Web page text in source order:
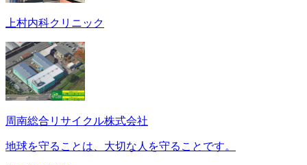
上村内科クリニック
周南総合リサイクル株式会社
地球を守ることは、大切な人を守ることです。